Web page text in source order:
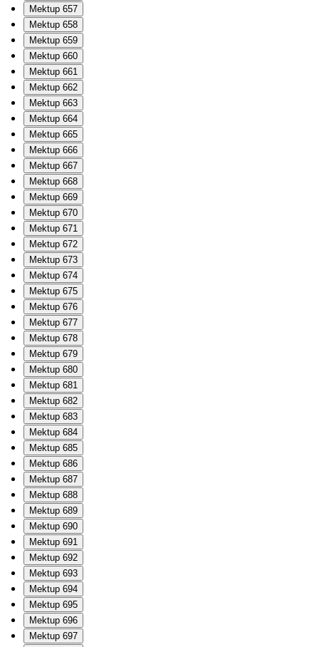
Mektup 657
Mektup 658
Mektup 659
Mektup 660
Mektup 661
Mektup 662
Mektup 663
Mektup 664
Mektup 665
Mektup 666
Mektup 667
Mektup 668
Mektup 669
Mektup 670
Mektup 671
Mektup 672
Mektup 673
Mektup 674
Mektup 675
Mektup 676
Mektup 677
Mektup 678
Mektup 679
Mektup 680
Mektup 681
Mektup 682
Mektup 683
Mektup 684
Mektup 685
Mektup 686
Mektup 687
Mektup 688
Mektup 689
Mektup 690
Mektup 691
Mektup 692
Mektup 693
Mektup 694
Mektup 695
Mektup 696
Mektup 697